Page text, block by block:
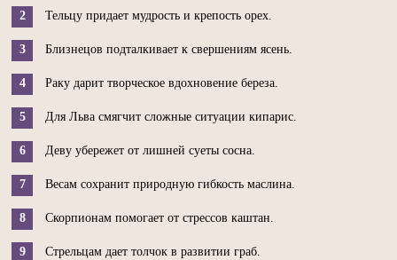
Тельцу придает мудрость и крепость орех.
Близнецов подталкивает к свершениям ясень.
Раку дарит творческое вдохновение береза.
Для Льва смягчит сложные ситуации кипарис.
Деву убережет от лишней суеты сосна.
Весам сохранит природную гибкость маслина.
Скорпионам помогает от стрессов каштан.
Стрельцам дает толчок в развитии граб.